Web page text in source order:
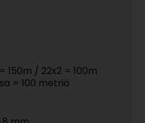
150m / 22x2 = 100m
= 100 metriä